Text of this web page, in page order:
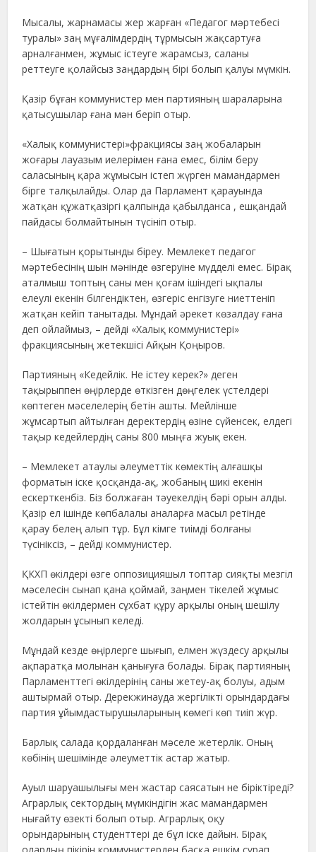
Мысалы, жарнамасы жер жарған «Педагог мәртебесі
туралы» заң мұғалімдердің тұрмысын жақсартуға
арналғанмен, жұмыс істеуге жарамсыз, саланы
реттеуге қолайсыз заңдардың бірі болып қалуы мүмкін.
Қазір бұған коммунистер мен партияның шараларына
қатысушылар ғана мән беріп отыр.
«Халық коммунистері»фракциясы заң жобаларын
жоғары лауазым иелерімен ғана емес, білім беру
саласының қара жұмысын істеп жүрген мамандармен
бірге талқылайды. Олар да Парламент қарауында
жатқан құжатқазіргі қалпында қабылданса , ешқандай
пайдасы болмайтынын түсініп отыр.
– Шығатын қорытынды біреу. Мемлекет педагог
мәртебесінің шын мәнінде өзгеруіне мүдделі емес. Бірақ
аталмыш топтың саны мен қоғам ішіндегі ықпалы
елеулі екенін білгендіктен, өзгеріс енгізуге ниеттеніп
жатқан кейіп танытады. Мұндай әрекет көзалдау ғана
деп ойлаймыз, – дейді «Халық коммунистері»
фракциясының жетекшісі Айқын Қоңыров.
Партияның «Кедейлік. Не істеу керек?» деген
тақырыппен өңірлерде өткізген дөңгелек үстелдері
көптеген мәселелерің бетін ашты. Мейлінше
жұмсартып айтылған деректердің өзіне сүйенсек, елдегі
тақыр кедейлердің саны 800 мыңға жуық екен.
– Мемлекет атаулы әлеуметтік көмектің алғашқы
форматын іске қосқанда-ақ, жобаның шикі екенін
ескерткенбіз. Біз болжаған тәуекелдің бәрі орын алды.
Қазір ел ішінде көпбалалы аналарға масыл ретінде
қарау белең алып тұр. Бұл кімге тиімді болғаны
түсініксіз, – дейді коммунистер.
ҚКХП өкілдері өзге оппозицияшыл топтар сияқты мезгіл
мәселесін сынап қана қоймай, заңмен тікелей жұмыс
істейтін өкілдермен сұхбат құру арқылы оның шешілу
жолдарын ұсынып келеді.
Мұндай кезде өңірлерге шығып, елмен жүздесу арқылы
ақпаратқа молынан қанығуға болады. Бірақ партияның
Парламенттегі өкілдерінің саны жетеу-ақ болуы, адым
аштырмай отыр. Дерекжинауда жергілікті орындардағы
партия ұйымдастырушыларының көмегі көп тиіп жүр.
Барлық салада қордаланған мәселе жетерлік. Оның
көбінің шешімінде әлеуметтік астар жатыр.
Ауыл шаруашылығы мен жастар саясатын не біріктіреді?
Аграрлық сектордың мүмкіндігін жас мамандармен
нығайту өзекті болып отыр. Аграрлық оқу
орындарының студенттері де бұл іске дайын. Бірақ